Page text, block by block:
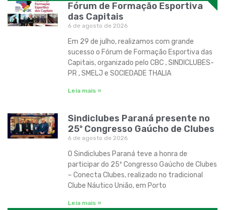
Fórum de Formação Esportiva
das Capitais
6 de agosto de 2026
Em 29 de julho, realizamos com grande
sucesso o Fórum de Formação Esportiva das
Capitais, organizado pelo CBC , SINDICLUBES-
PR , SMELJ e SOCIEDADE THALIA
Leia mais »
Sindiclubes Paraná presente no
25º Congresso Gaúcho de Clubes
6 de agosto de 2026
O Sindiclubes Paraná teve a honra de
participar do 25º Congresso Gaúcho de Clubes
– Conecta Clubes, realizado no tradicional
Clube Náutico União, em Porto
Leia mais »